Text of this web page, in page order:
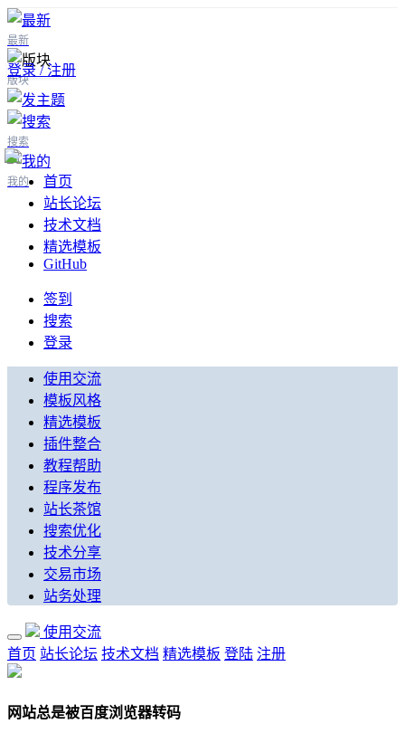
最新
版块
搜索
我的
登录 / 注册
首页
站长论坛
技术文档
精选模板
GitHub
签到
搜索
登录
使用交流
模板风格
精选模板
插件整合
教程帮助
程序发布
站长茶馆
搜索优化
技术分享
交易市场
站务处理
使用交流
首页 站长论坛 技术文档 精选模板 登陆 注册
网站总是被百度浏览器转码